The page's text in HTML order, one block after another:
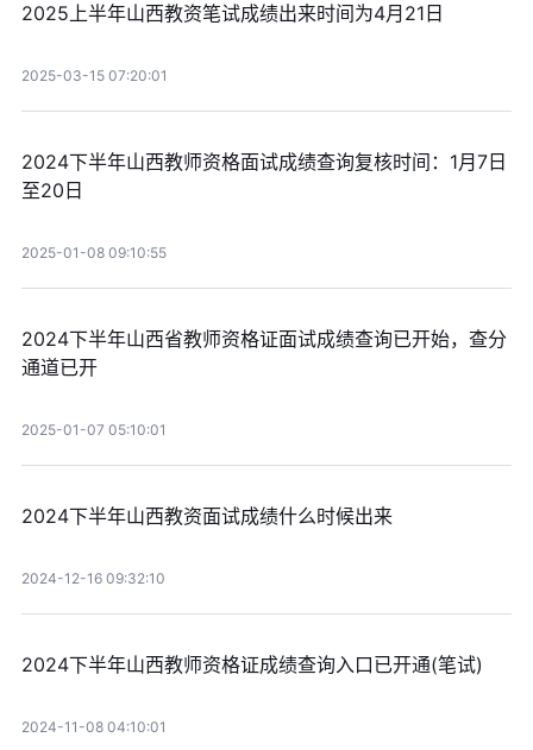
2025上半年山西教资笔试成绩出来时间为4月21日
2025-03-15 07:20:01
2024下半年山西教师资格面试成绩查询复核时间：1月7日
至20日
2025-01-08 09:10:55
2024下半年山西省教师资格证面试成绩查询已开始，查分
通道已开
2025-01-07 05:10:01
2024下半年山西教资面试成绩什么时候出来
2024-12-16 09:32:10
2024下半年山西教师资格证成绩查询入口已开通(笔试)
2024-11-08 04:10:01